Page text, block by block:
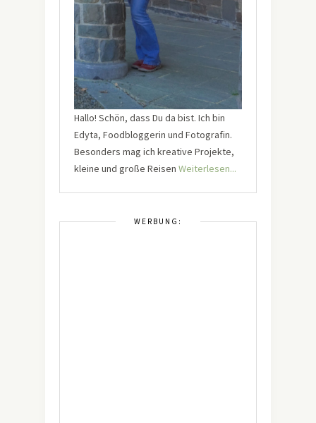
Hallo! Schön, dass Du da bist. Ich bin
Edyta, Foodbloggerin und Fotografin.
Besonders mag ich kreative Projekte,
kleine und große Reisen Weiterlesen...
WERBUNG: